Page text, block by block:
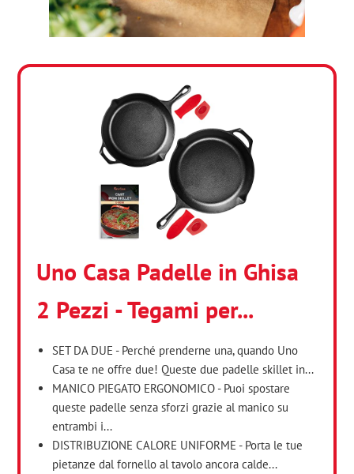
Uno Casa Padelle in Ghisa
2 Pezzi - Tegami per...
SET DA DUE - Perché prenderne una, quando Uno
Casa te ne offre due! Queste due padelle skillet in...
MANICO PIEGATO ERGONOMICO - Puoi spostare
queste padelle senza sforzi grazie al manico su
entrambi i...
DISTRIBUZIONE CALORE UNIFORME - Porta le tue
pietanze dal fornello al tavolo ancora calde...